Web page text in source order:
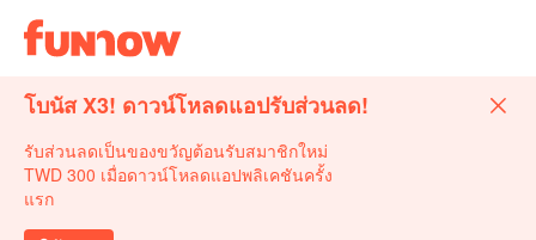
โบนัส X3! ดาวน์โหลดแอปรับส่วนลด!
รับส่วนลดเป็นของขวัญต้อนรับสมาชิกใหม่
TWD 300 เมื่อดาวน์โหลดแอปพลิเคชันครั้ง
แรก